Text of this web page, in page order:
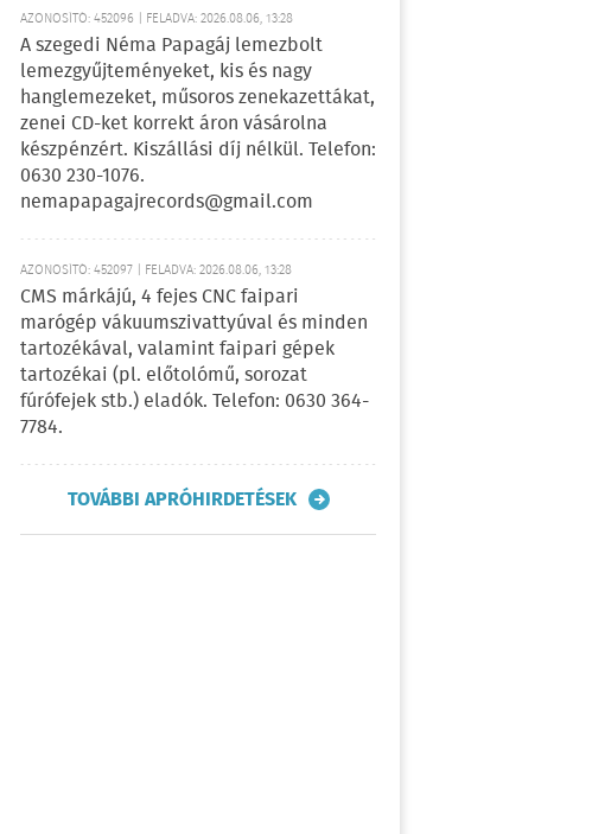
AZONOSÍTÓ: 452096 | FELADVA: 2026.08.06, 13:28
A szegedi Néma Papagáj lemezbolt
lemezgyűjteményeket, kis és nagy
hanglemezeket, műsoros zenekazettákat,
zenei CD-ket korrekt áron vásárolna
készpénzért. Kiszállási díj nélkül. Telefon:
0630 230-1076.
nemapapagajrecords@gmail.com
AZONOSÍTÓ: 452097 | FELADVA: 2026.08.06, 13:28
CMS márkájú, 4 fejes CNC faipari
marógép vákuumszivattyúval és minden
tartozékával, valamint faipari gépek
tartozékai (pl. előtolómű, sorozat
fúrófejek stb.) eladók. Telefon: 0630 364-
7784.
TOVÁBBI APRÓHIRDETÉSEK